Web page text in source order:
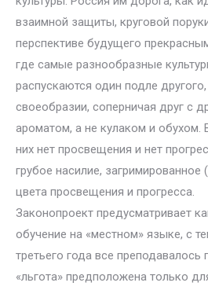
взаимной защиты, круговой
перспективе будущего
где самые разнообразные
распускаются один подле
своеобразии, соперничая друг с
ароматом, а не кулаком и обухом.
них нет просвещения и нет
грубое насилие,
цвета просвещения и прогресса.
Законопроект предусматривает
обучение на «местном» языке, с
третьего года все преподавалось
«льгота» предположена только